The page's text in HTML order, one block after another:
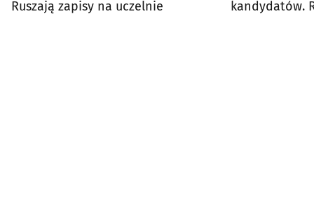
Ruszają zapisy na uczelnie
kandydatów.